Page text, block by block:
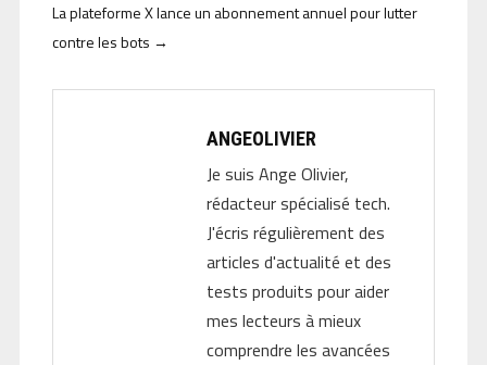
La plateforme X lance un abonnement annuel pour lutter
contre les bots →
ANGEOLIVIER
Je suis Ange Olivier,
rédacteur spécialisé tech.
J'écris régulièrement des
articles d'actualité et des
tests produits pour aider
mes lecteurs à mieux
comprendre les avancées